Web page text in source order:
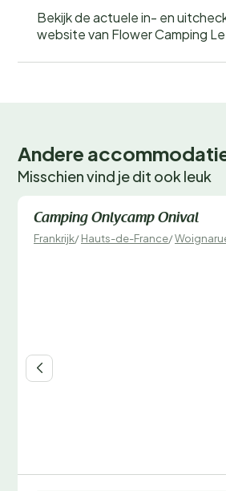
Bekijk de actuele in- en
website van Flower Camping
Andere
Misschien vind je dit ook leuk
Direct te boeken
Camping Onlycamp Onival
Frankrijk/Hauts-de-France/